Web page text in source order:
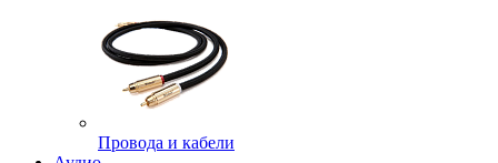
Провода и кабели